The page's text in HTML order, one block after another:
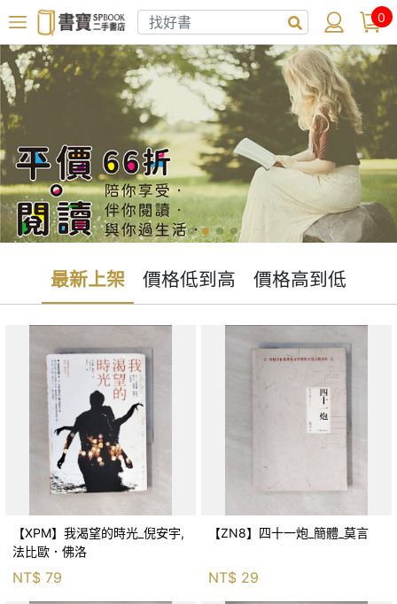
0
最新上架 價格低到高 價格高到低
【XPM】我渴望的時光_倪安宇,
法比歐．佛洛
NT$ 79
【ZN8】四十一炮_簡體_莫言
NT$ 29